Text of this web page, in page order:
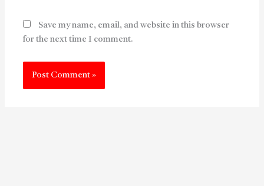
Save my name, email, and website in this browser
for the next time I comment.